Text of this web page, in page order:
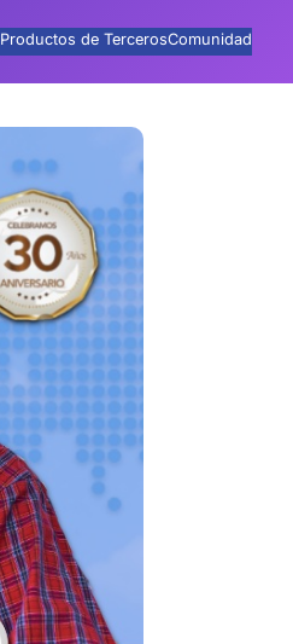
Productos de TercerosComunidad